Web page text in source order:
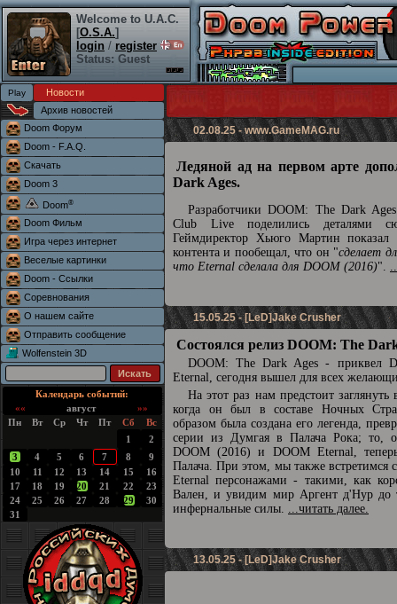
Welcome to U.A.C.
[O.S.A.]
login / register
Status: Guest
Новости
Архив новостей
Doom Форум
Doom - F.A.Q.
Скачать
Doom 3
Doom®
Doom Фильм
Игра через интернет
Веселые картинки
Doom - Ссылки
Соревнования
О нашем сайте
Отправить сообщение
Wolfenstein 3D
Календарь событий:
««
август
»»
Пн
Вт Ср Чт Пт Сб
Вс
1
2
3
4 5 6 7 8
9
10
11 12 13 14 15
16
17
18 19 20 21 22
23
24
25 26 27 28 29
30
31
02.08.25 -www.GameMAG.ru
Ледяной ад на первом арте
Dark Ages.
Разработчики DOOM: The Dark
Club Live поделились деталями
Геймдиректор Хьюго Мартин показал
контента и пообещал, что он "сделает
что Eternal сделала для DOOM (2016)".
15.05.25 - [LeD]Jake Crusher
Состоялся релиз DOOM: The
DOOM: The Dark Ages - приквел
Eternal, сегодня вышел для всех
На этот раз нам предстоит
когда он был в составе Ночных
образом была создана его легенда,
серии из Думгая в Палача Рока; то, о
DOOM (2016) и DOOM Eternal,
Палача. При этом, мы также встретимся
Eternal персонажами - такими, как
Вален, и увидим мир Аргент д'Нур до
инфернальные силы. ...читать далее.
13.05.25 - [LeD]Jake Crusher